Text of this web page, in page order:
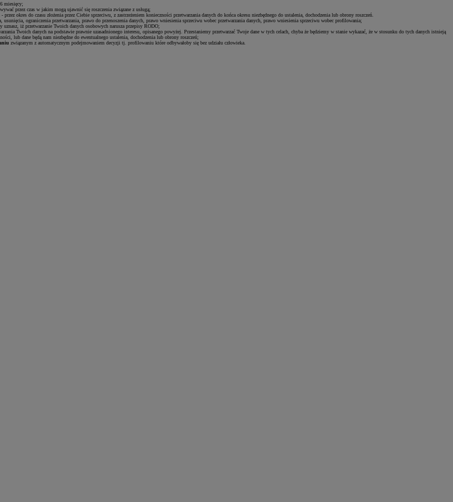
miesięcy;
przez czas w jakim mogą ujawnić się roszczenia związane z usługą;
okres do czasu złożenia przez Ciebie sprzeciwu, z zastrzeżeniem konieczności przetwarzania danych do końca okresu niezbędnego do ustalenia, dochodzenia lub obrony roszczeń.
ograniczenia przetwarzania, prawo do przenoszenia danych, prawo wniesienia sprzeciwu wobec przetwarzania danych, prawo wniesienia sprzeciwu wobec profilowania;
iż przetwarzanie Twoich danych osobowych narusza przepisy RODO;
Twoich danych na podstawie prawnie uzasadnionego interesu, opisanego powyżej. Przestaniemy przetwarzać Twoje dane w tych celach, chyba że będziemy w stanie wykazać, że w stosunku do tych danych istnieją
lub dane będą nam niezbędne do ewentualnego ustalenia, dochodzenia lub obrony roszczeń;
związanym z automatycznym podejmowaniem decyzji tj. profilowaniu które odbywałoby się bez udziału człowieka.